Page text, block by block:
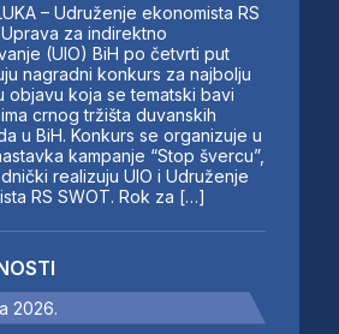
– Udruženje ekonomista RS
za indirektno
(UIO) BiH po četvrti put
nagradni konkurs za najbolju
objavu koja se tematski bavi
crnog tržišta duvanskih
u BiH. Konkurs se organizuje u
kampanje “Stop švercu”,
realizuju UIO i Udruženje
RS SWOT. Rok za […]
2026.